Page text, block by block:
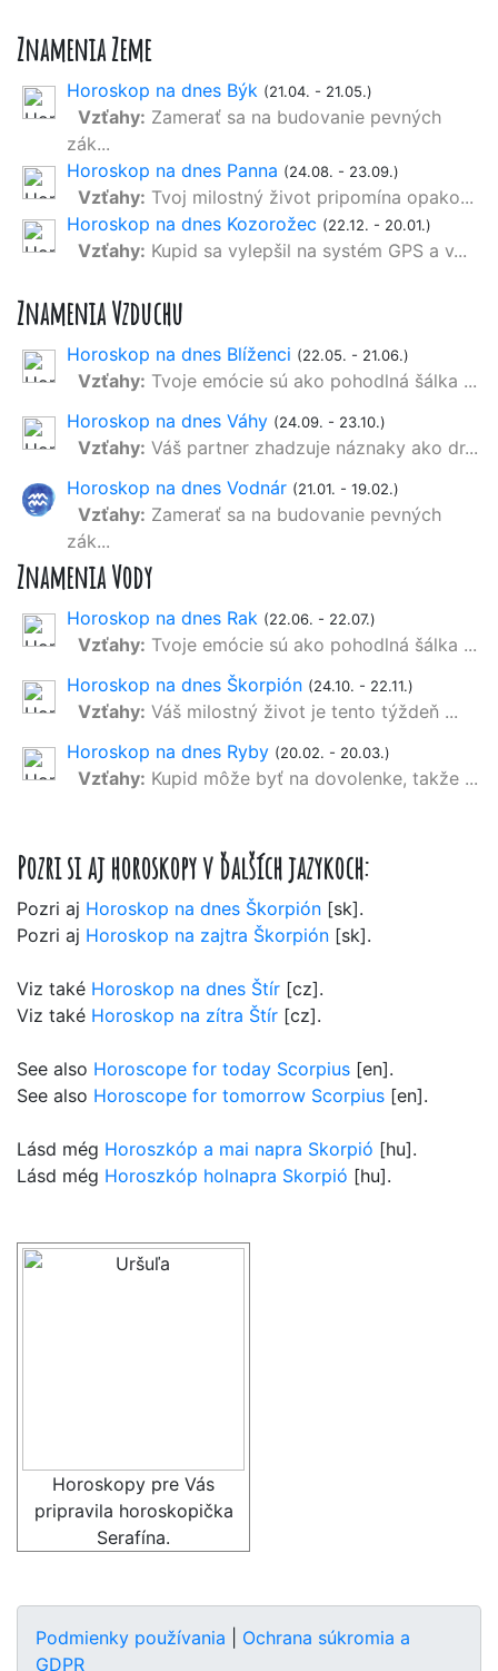
Znamenia Zeme
Horoskop na dnes Býk (21.04. - 21.05.)
Vzťahy: Zamerať sa na budovanie pevných
zák...
Horoskop na dnes Panna (24.08. - 23.09.)
Vzťahy: Tvoj milostný život pripomína opako...
Horoskop na dnes Kozorožec (22.12. - 20.01.)
Vzťahy: Kupid sa vylepšil na systém GPS a v...
Znamenia Vzduchu
Horoskop na dnes Blíženci (22.05. - 21.06.)
Vzťahy: Tvoje emócie sú ako pohodlná šálka ...
Horoskop na dnes Váhy (24.09. - 23.10.)
Vzťahy: Váš partner zhadzuje náznaky ako dr...
Horoskop na dnes Vodnár (21.01. - 19.02.)
Vzťahy: Zamerať sa na budovanie pevných
zák...
Znamenia Vody
Horoskop na dnes Rak (22.06. - 22.07.)
Vzťahy: Tvoje emócie sú ako pohodlná šálka ...
Horoskop na dnes Škorpión (24.10. - 22.11.)
Vzťahy: Váš milostný život je tento týždeň ...
Horoskop na dnes Ryby (20.02. - 20.03.)
Vzťahy: Kupid môže byť na dovolenke, takže ...
Pozri si aj horoskopy v ďalších jazykoch:
Pozri aj Horoskop na dnes Škorpión [sk].
Pozri aj Horoskop na zajtra Škorpión [sk].
Viz také Horoskop na dnes Štír [cz].
Viz také Horoskop na zítra Štír [cz].
See also Horoscope for today Scorpius [en].
See also Horoscope for tomorrow Scorpius [en].
Lásd még Horoszkóp a mai napra Skorpió [hu].
Lásd még Horoszkóp holnapra Skorpió [hu].
Horoskopy pre Vás
pripravila horoskopička
Serafína.
Podmienky používania
Ochrana súkromia a
GDPR